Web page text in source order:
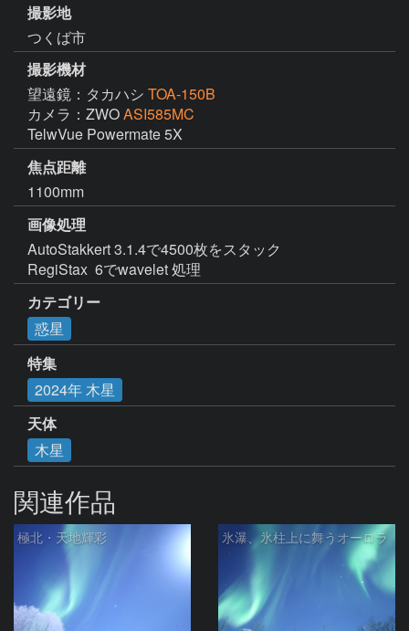
撮影地
つくば市
撮影機材
望遠鏡：タカハシ TOA-150B
カメラ：ZWOASI585MC
TelwVue Powermate 5X
焦点距離
1100mm
画像処理
AutoStakkert 3.1.4で4500枚をスタック
RegiStax  6でwavelet 処理
カテゴリー
惑星
特集
2024年 木星
天体
木星
関連作品
極北・天地輝彩 氷瀑、氷柱上に舞うオーロラ